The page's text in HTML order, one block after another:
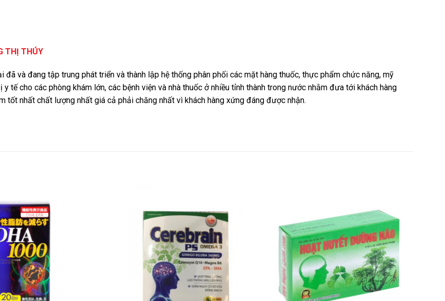
THỊ THÚY
đã và đang tập trung phát triển và thành lập hệ thống phân phối các mặt hàng thuốc, thực phẩm chức năng, mỹ
y tế cho các phòng khám lớn, các bệnh viện và nhà thuốc ở nhiều tỉnh thành trong nước nhằm đưa tới khách hàng
tốt nhất chất lượng nhất giá cả phải chăng nhất vì khách hàng xứng đáng được nhận.